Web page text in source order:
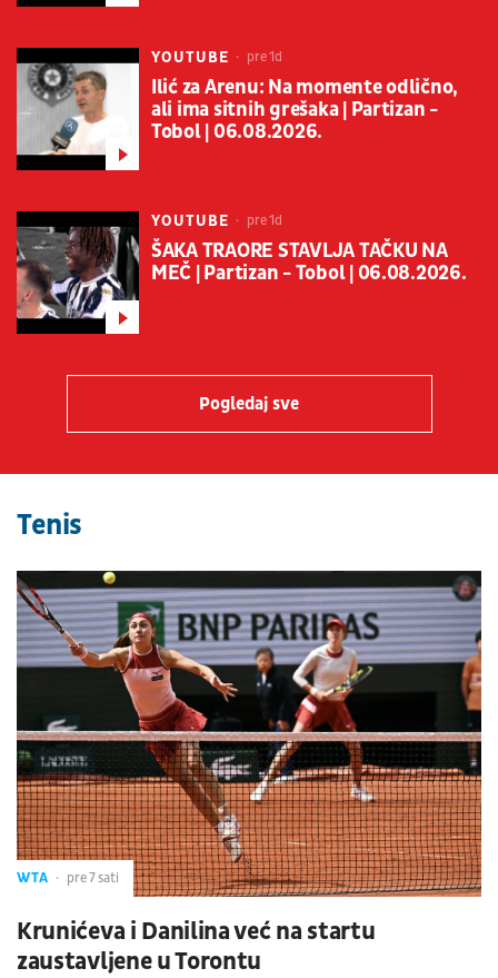
YOUTUBE pre 1d
Ilić za Arenu: Na momente odlično,
ali ima sitnih grešaka | Partizan -
Tobol | 06.08.2026.
YOUTUBE pre 1d
ŠAKA TRAORE STAVLJA TAČKU NA
MEČ | Partizan - Tobol | 06.08.2026.
Pogledaj sve
Tenis
WTA pre 7 sati
Krunićeva i Danilina već na startu
zaustavljene u Torontu